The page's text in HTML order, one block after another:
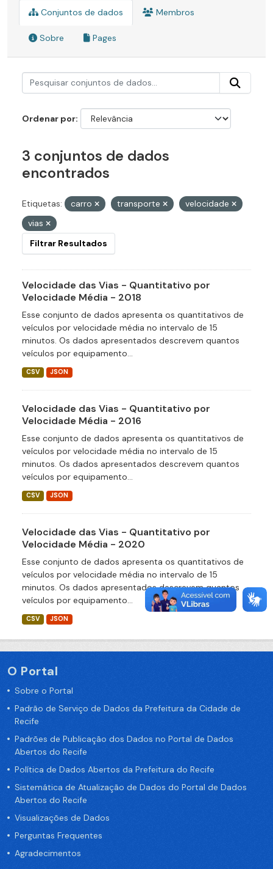
Conjuntos de dados Membros
Sobre Pages
Ordenar por
3 conjuntos de dados
encontrados
Etiquetas: carro transporte
velocidade
vias
Filtrar Resultados
Velocidade das Vias - Quantitativo por
Velocidade Média - 2018
Esse conjunto de dados apresenta os quantitativos de
veículos por velocidade média no intervalo de 15
minutos. Os dados apresentados descrevem quantos
veículos por equipamento...
CSV JSON
Velocidade das Vias - Quantitativo por
Velocidade Média - 2016
Esse conjunto de dados apresenta os quantitativos de
veículos por velocidade média no intervalo de 15
minutos. Os dados apresentados descrevem quantos
veículos por equipamento...
CSV JSON
Velocidade das Vias - Quantitativo por
Velocidade Média - 2020
Esse conjunto de dados apresenta os quantitativos de
veículos por velocidade média no intervalo de 15
minutos. Os dados apresentados descrevem quantos
veículos por equipamento...
CSV JSON
O Portal
Sobre o Portal
Padrão de Serviço de Dados da Prefeitura da Cidade de
Recife
Padrões de Publicação dos Dados no Portal de Dados
Abertos do Recife
Política de Dados Abertos da Prefeitura do Recife
Sistemática de Atualização de Dados do Portal de Dados
Abertos do Recife
Visualizações de Dados
Perguntas Frequentes
Agradecimentos